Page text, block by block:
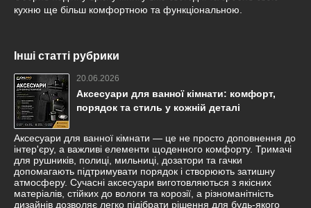
кухню ще більш комфортною та функціональною.
Інші статті рубрики
20.06.2026
Аксесуари для ванної кімнати: комфорт,
порядок та стиль у кожній деталі
Аксесуари для ванної кімнати — це не просто доповнення до
інтер'єру, а важливі елементи щоденного комфорту. Тримачі
для рушників, полиці, мильниці, дозатори та гачки
допомагають підтримувати порядок і створюють затишну
атмосферу. Сучасні аксесуари виготовляються з якісних
матеріалів, стійких до вологи та корозії, а різноманітність
дизайнів дозволяє легко підібрати рішення для будь-якого